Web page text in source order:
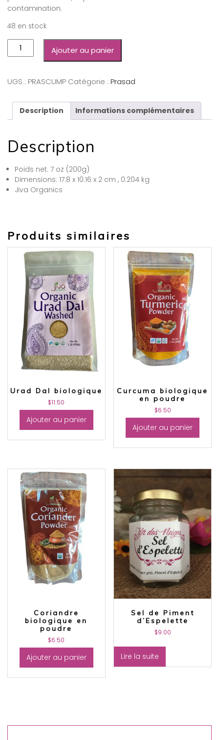
contamination.
48 en stock
Ajouter au panier
UGS : PRASCUMP Catégorie : Prasad
Description Informations complémentaires
Description
Poids net: 7 oz (200g)
Dimensions: 17.8 x 10.16 x 2 cm , 0.204 kg
Jiva Organics
Produits similaires
Urad Dal biologique
$11.50
Ajouter au panier
Curcuma biologique
en poudre
$6.50
Ajouter au panier
Coriandre
biologique en
poudre
$6.50
Ajouter au panier
Sel de Piment
d’Espelette
$9.00
Lire la suite